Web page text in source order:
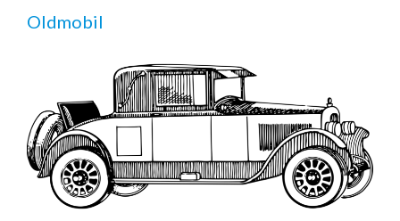
Oldmobil